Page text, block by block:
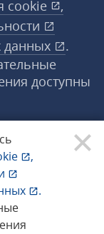
,
.
cookie
,
данных
.
доступны
права